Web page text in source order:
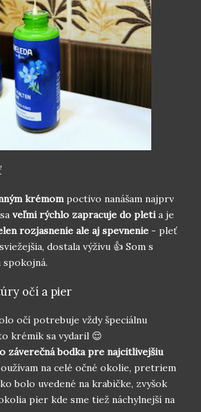
krémompoctivo nanášam najprv
veľmi rýchlo zapracuje do pletia je
rozjasnenie ale aj spevnenie - pleť
dostala výživu 👍 Som s
očí a pier
očí potrebuje vždy špeciálnu
krémik sa vydaril 😌
záverečná bodka pre najcitlivejšiu
na celé očné okolie, pretriem
bolo uvedené na krabičke, zvyšok
pier kde sme tiež náchylnejší na